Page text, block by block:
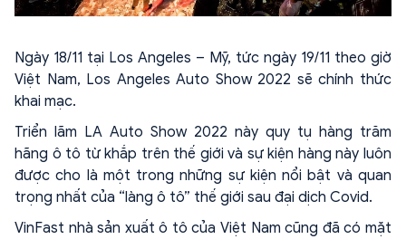
Ngày 18/11 tại Los Angeles – Mỹ, tức ngày 19/11 theo giờ
Việt Nam, Los Angeles Auto Show 2022 sẽ chính thức
khai mạc.
Triển lãm LA Auto Show 2022 này quy tụ hàng trăm
hãng ô tô từ khắp trên thế giới và sự kiện hàng này luôn
được cho là một trong những sự kiện nổi bật và quan
trọng nhất của “làng ô tô” thế giới sau đại dịch Covid.
VinFast nhà sản xuất ô tô của Việt Nam cũng đã có mặt